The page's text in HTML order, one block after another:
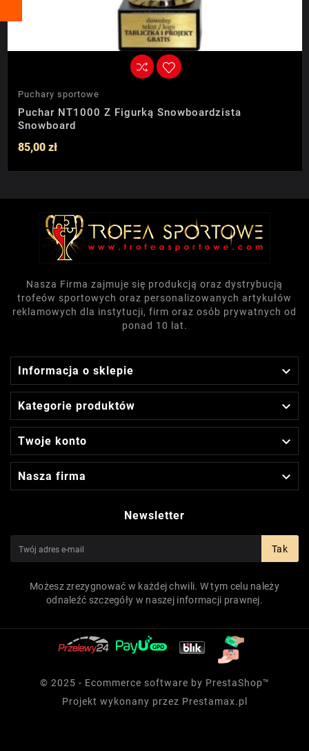
Puchary sportowe
Puchar NT1000 Z Figurką Snowboardzista
Snowboard
85,00 zł
Nasza Firma zajmuje się produkcją oraz dystrybucją
trofeów sportowych oraz personalizowanych artykułów
reklamowych dla instytucji, firm oraz osób prywatnych od
ponad 10 lat.
Informacja o sklepie 
Kategorie produktów 
Twoje konto 
Nasza firma 
Newsletter
Tak
Możesz zrezygnować w każdej chwili. W tym celu należy
odnaleźć szczegóły w naszej informacji prawnej.
© 2025 - Ecommerce software by PrestaShop™
Projekt wykonany przez Prestamax.pl